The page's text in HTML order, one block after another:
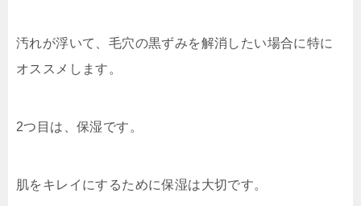
汚れが浮いて、毛穴の黒ずみを解消したい場合に特に
オススメします。
2つ目は、保湿です。
肌をキレイにするために保湿は大切です。